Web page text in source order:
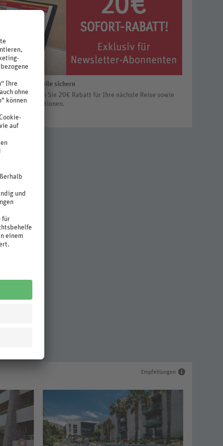
und Vorteile sichern
erhalten Sie 20€ Rabatt für Ihre nächste Reise sowie
und Aktionen.
Empfehlungen